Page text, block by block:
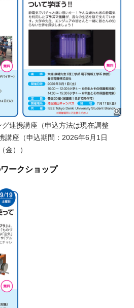
連携講座（申込方法は現在調整
講座（申込期間：2026年6月1日
金））
ークショップ